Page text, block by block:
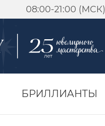
08:00-21:00 (МСК)
БРИЛЛИАНТЫ